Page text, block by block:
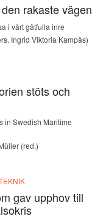
rakaste vägen
i vårt gåtfulla inre
Ingrid Viktoria Kampås)
stöts och
in Swedish Maritime
(red.)
gav upphov till